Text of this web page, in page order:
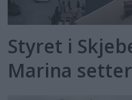
Styret i
Marina